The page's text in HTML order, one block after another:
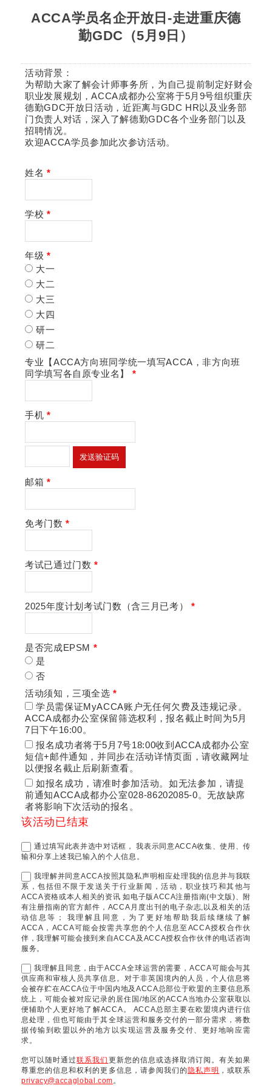
ACCA学员名企开放日-走进重庆德
勤GDC（5月9日）
活动背景：
为帮助大家了解会计师事务所，为自己提前制定好财会
职业发展规划，ACCA成都办公室将于5月9号组织重庆
德勤GDC开放日活动，近距离与GDC HR以及业务部
门负责人对话，深入了解德勤GDC各个业务部门以及
招聘情况。
欢迎ACCA学员参加此次参访活动。
姓名 *
学校 *
年级 *
大一
大二
大三
大四
研一
研二
专业【ACCA方向班同学统一填写ACCA，非方向班
同学填写各自原专业名】 *
手机 *
邮箱 *
免考门数*
考试已通过门数*
2025年度计划考试门数（含三月已考） *
是否完成EPSM *
是
否
活动须知，三项全选*
学员需保证MyACCA账户无任何欠费及违规记录。
ACCA成都办公室保留筛选权利，报名截止时间为5月
7日下午16:00。
报名成功者将于5月7号18:00收到ACCA成都办公室
短信+邮件通知，并同步在活动详情页面，请收藏网址
以便报名截止后刷新查看。
如报名成功，请准时参加活动。如无法参加，请提
前通知ACCA成都办公室028-86202085-0。无故缺席
者将影响下次活动的报名。
该活动已结束
通过填写此表并选中对话框， 我表示同意ACCA收集、使用、传
输和分享上述我已输入的个人信息。
我理解并同意ACCA按照其隐私声明相应处理我的信息并与我联
系，包括但不限于发送关于行业新闻，活动，职业技巧和其他与
ACCA资格或本人相关的资讯 如电子版ACCA注册指南(中文版)、附
有注册指南的官方邮件，ACCA月度出刊的电子杂志,以及相关的活
动信息等； 我理解且同意，为了更好地帮助我后续继续了解
ACCA，ACCA可能会按需共享您的个人信息至ACCA授权合作伙
伴，我理解可能会接到来自ACCA及ACCA授权合作伙伴的电话咨询
服务。
我理解且同意，由于ACCA全球运营的需要，ACCA可能会与其
供应商和审核人员共享信息。对于非英国境内的人员，个人信息将
会被存贮在ACCA位于中国内地及ACCA总部位于欧盟的主要信息系
统上，可能会被对应记录的居住国/地区的ACCA当地办公室获取以
便辅助个人更好地了解ACCA。 ACCA总部主要在欧盟境内进行信
息处理，但也可能由于其全球运营和服务交付的一部分需求，将数
据传输到欧盟以外的地方以实现运营及服务交付、更好地响应需
求。
您可以随时通过联系我们 更新您的信息或选择取消订阅。有关如果
尊重您的信息和权利的更多信息，请参阅我们的 隐私声明 ，或联系
privacy@accaglobal.com。